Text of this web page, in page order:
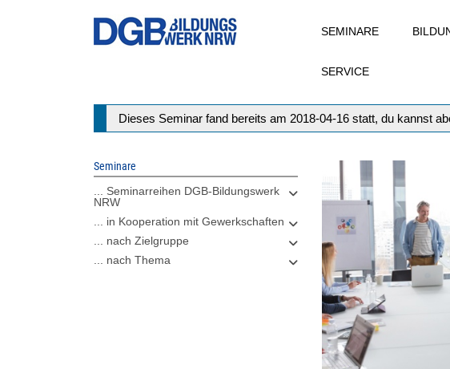
SEMINARE
SERVICE
Statusmeldung
Dieses Seminar fand bereits am 2018-04-16 statt, du kannst
Seminare
... Seminarreihen DGB-Bildungswerk
NRW
... in Kooperation mit Gewerkschaften
... nach Zielgruppe
... nach Thema